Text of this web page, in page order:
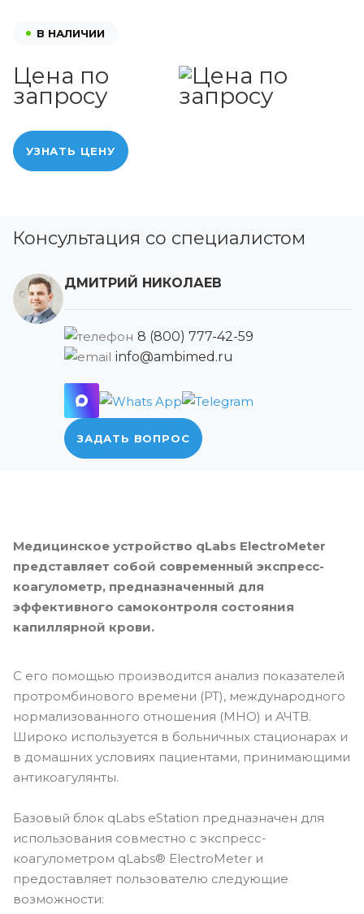
В НАЛИЧИИ
Цена по
запросу
УЗНАТЬ ЦЕНУ
Консультация со специалистом
ДМИТРИЙ НИКОЛАЕВ
8 (800) 777-42-59
info@ambimed.ru
ЗАДАТЬ ВОПРОС
Медицинское устройство qLabs ElectroMeter
представляет собой современный экспресс-
коагулометр, предназначенный для
эффективного самоконтроля состояния
капиллярной крови.
С его помощью производится анализ показателей
протромбинового времени (РТ), международного
нормализованного отношения (МНО) и АЧТВ.
Широко используется в больничных стационарах и
в домашних условиях пациентами, принимающими
антикоагулянты.
Базовый блок qLabs eStation предназначен для
использования совместно с экспресс-
коагулометром qLabs® ElectroMeter и
предоставляет пользователю следующие
возможности: